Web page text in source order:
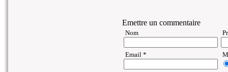
Emettre un commentaire
Nom
Email *